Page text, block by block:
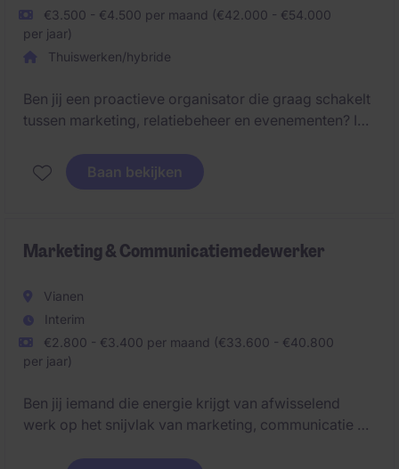
€3.500 - €4.500 per maand (€42.000 - €54.000
per jaar)
Thuiswerken/hybride
Ben jij een proactieve organisator die graag schakelt
tussen marketing, relatiebeheer en evenementen? In
Coördinator
krijg je veel vrijheid om processen te
professionaliseren, zichtbaarheid te vergroten en een
Baan bekijken
Marketing & Communicatiemedewerker
Vianen
Interim
€2.800 - €3.400 per maand (€33.600 - €40.800
per jaar)
Ben jij iemand die energie krijgt van afwisselend
werk op het snijvlak van marketing, communicatie en